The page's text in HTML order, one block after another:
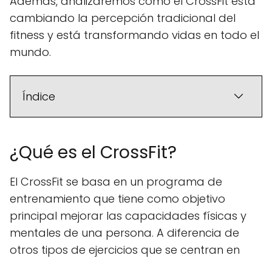
cambiando la percepción tradicional del
fitness y está transformando vidas en todo el
mundo.
Índice
¿Qué es el CrossFit?
El CrossFit se basa en un programa de
entrenamiento que tiene como objetivo
principal mejorar las capacidades físicas y
mentales de una persona. A diferencia de
otros tipos de ejercicios que se centran en